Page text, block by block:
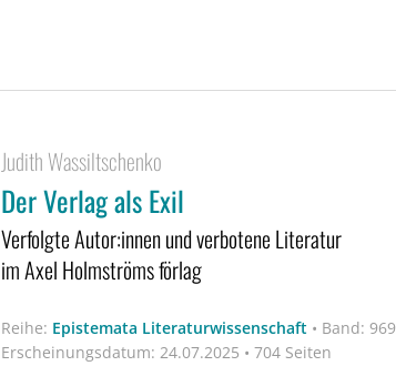
Judith Wassiltschenko
Der Verlag als Exil
Verfolgte Autor:innen und verbotene Literatur
im Axel Holmströms förlag
Reihe: Epistemata Literaturwissenschaft • Band: 969
Erscheinungsdatum: 24.07.2025 • 704 Seiten